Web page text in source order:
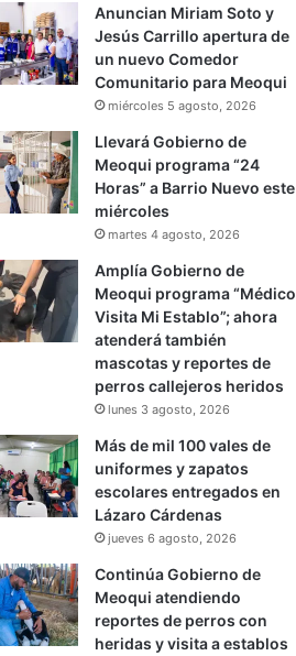
Anuncian Miriam Soto y
Jesús Carrillo apertura de
un nuevo Comedor
Comunitario para Meoqui
miércoles 5 agosto, 2026
Llevará Gobierno de
Meoqui programa “24
Horas” a Barrio Nuevo este
miércoles
martes 4 agosto, 2026
Amplía Gobierno de
Meoqui programa “Médico
Visita Mi Establo”; ahora
atenderá también
mascotas y reportes de
perros callejeros heridos
lunes 3 agosto, 2026
Más de mil 100 vales de
uniformes y zapatos
escolares entregados en
Lázaro Cárdenas
jueves 6 agosto, 2026
Continúa Gobierno de
Meoqui atendiendo
reportes de perros con
heridas y visita a establos